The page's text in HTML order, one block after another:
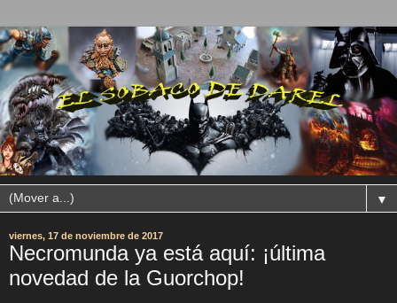
▼
viernes, 17 de noviembre de 2017
Necromunda ya está aquí: ¡última
novedad de la Guorchop!